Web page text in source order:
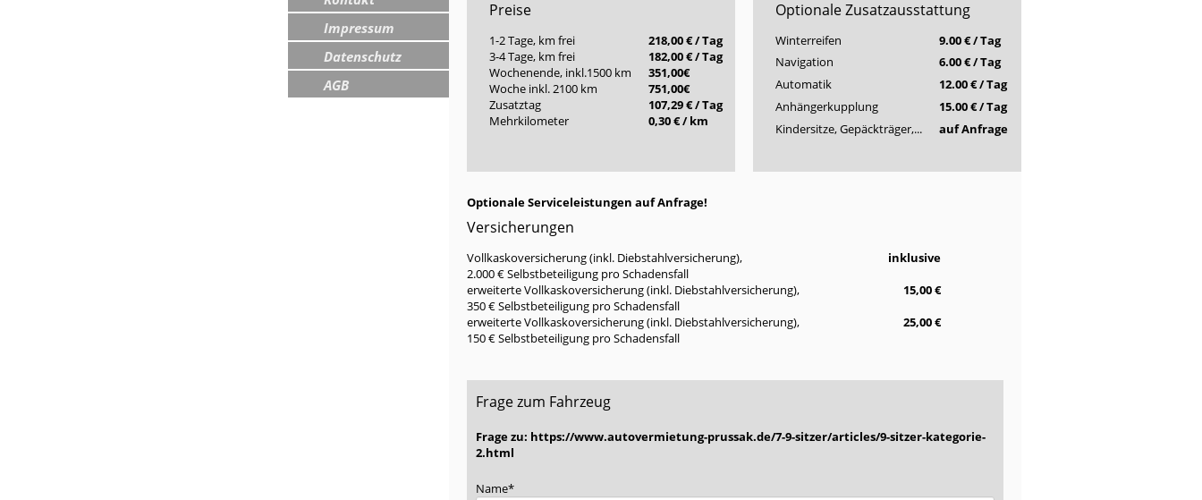
Impressum
Datenschutz
AGB
Preise
1-2 Tage, km frei
218,00 € / Tag
3-4 Tage, km frei
182,00 € / Tag
Wochenende, inkl.1500 km
351,00€
Woche inkl. 2100 km
751,00€
Zusatztag
107,29 € / Tag
Mehrkilometer
0,30 € / km
Optionale Zusatzausstattung
Winterreifen
9.00 € / Tag
Navigation
6.00 € / Tag
Automatik
12.00 € / Tag
Anhängerkupplung
15.00 € / Tag
Kindersitze, Gepäckträger,...
auf Anfrage
Optionale Serviceleistungen auf Anfrage!
Versicherungen
Vollkaskoversicherung (inkl. Diebstahlversicherung),
2.000 € Selbstbeteiligung pro Schadensfall
inklusive
erweiterte Vollkaskoversicherung (inkl. Diebstahlversicherung),
350 € Selbstbeteiligung pro Schadensfall
15,00 €
erweiterte Vollkaskoversicherung (inkl. Diebstahlversicherung),
150 € Selbstbeteiligung pro Schadensfall
25,00 €
Frage zum Fahrzeug
Frage zu: https://www.autovermietung-prussak.de/7-9-sitzer/articles/9-sitzer-kategorie-
2.html
Pflichtfeld
Name*